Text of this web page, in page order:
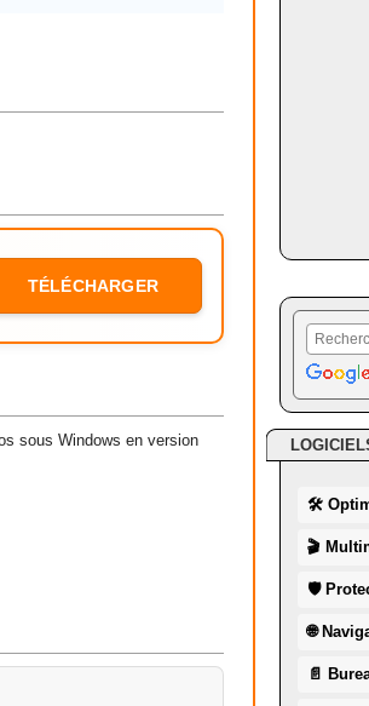
TÉLÉCHARGER
sous Windows en version
🛠
🎬
🛡
🌐
📄